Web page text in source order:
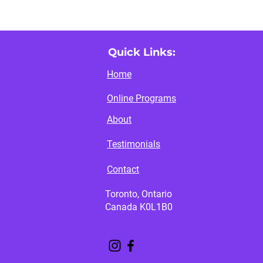
Quick Links:
Home
Online Programs
Testimonials
Contact
Toronto, Ontario
Canada K0L1B0
About